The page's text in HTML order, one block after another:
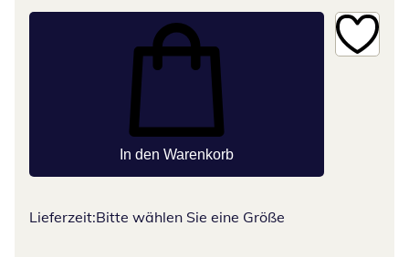
In den Warenkorb
Lieferzeit:Bitte wählen Sie eine Größe